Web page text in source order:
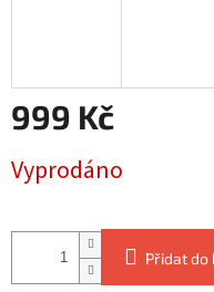
999 Kč
cena:
Vyprodáno
Přidat do